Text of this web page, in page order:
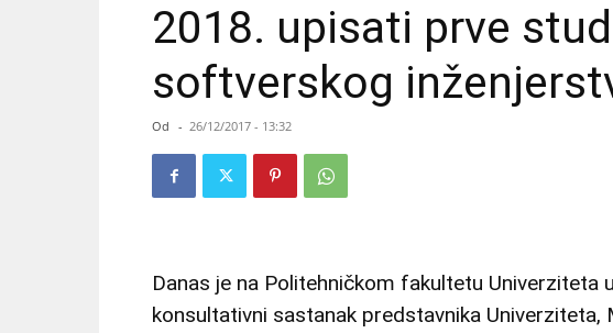
2018. upisati prve
softverskog
Od - 26/12/2017 - 13:32
Danas je na Politehničkom fakultetu Univerziteta
konsultativni sastanak predstavnika Univerziteta,